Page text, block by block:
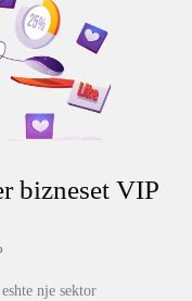
bizneset VIP
nje sektor